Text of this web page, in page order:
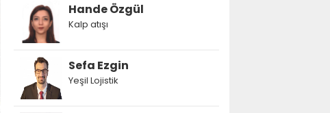
Hande Özgül
Kalp atışı
Sefa Ezgin
Yeşil Lojistik